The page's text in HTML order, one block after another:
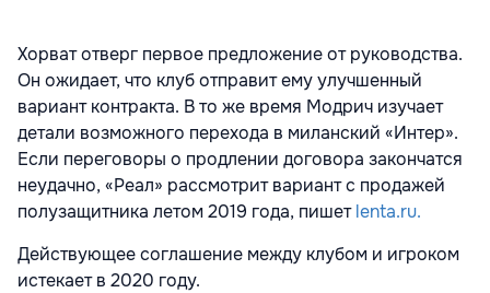
Хорват отверг первое предложение от руководства.
Он ожидает, что клуб отправит ему улучшенный
вариант контракта. В то же время Модрич изучает
детали возможного перехода в миланский «Интер».
Если переговоры о продлении договора закончатся
неудачно, «Реал» рассмотрит вариант с продажей
полузащитника летом 2019 года, пишетlenta.ru.
Действующее соглашение между клубом и игроком
истекает в 2020 году.